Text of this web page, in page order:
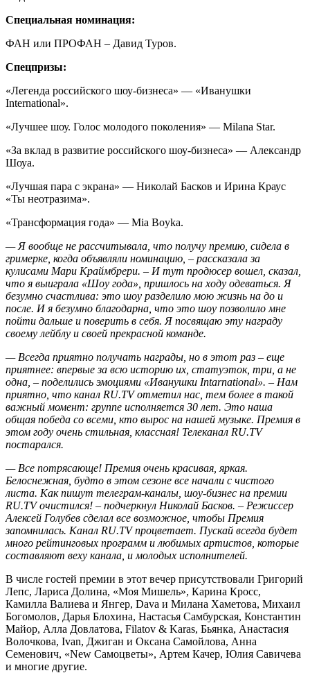
Специальная номинация:
ФАН или ПРОФАН – Давид Туров.
Спецпризы:
«Легенда российского шоу-бизнеса» — «Иванушки
International».
«Лучшее шоу. Голос молодого поколения» — Milana Star.
«За вклад в развитие российского шоу-бизнеса» — Александр
Шоуа.
«Лучшая пара с экрана» — Николай Басков и Ирина Краус
«Ты неотразима».
«Трансформация года» — Mia Boyka.
— Я вообще не рассчитывала, что получу премию, сидела в
гримерке, когда объявляли номинацию, – рассказала за
кулисами Мари Краймбрери. – И тут продюсер вошел, сказал,
что я выиграла «Шоу года», пришлось на ходу одеваться. Я
безумно счастлива: это шоу разделило мою жизнь на до и
после. И я безумно благодарна, что это шоу позволило мне
пойти дальше и поверить в себя. Я посвящаю эту награду
своему лейблу и своей прекрасной команде.
— Всегда приятно получать награды, но в этот раз – еще
приятнее: впервые за всю историю их, статуэток, три, а не
одна, – поделились эмоциями «Иванушки Intarnational». – Нам
приятно, что канал RU.TV отметил нас, тем более в такой
важный момент: группе исполняется 30 лет. Это наша
общая победа со всеми, кто вырос на нашей музыке. Премия в
этом году очень стильная, классная! Телеканал RU.TV
постарался.
— Все потрясающе! Премия очень красивая, яркая.
Белоснежная, будто в этом сезоне все начали с чистого
листа. Как пишут телеграм-каналы, шоу-бизнес на премии
RU.TV очистился! – подчеркнул Николай Басков. – Режиссер
Алексей Голубев сделал все возможное, чтобы Премия
запомнилась. Канал RU.TV процветает. Пускай всегда будет
много рейтинговых программ и любимых артистов, которые
составляют веху канала, и молодых исполнителей.
В числе гостей премии в этот вечер присутствовали Григорий
Лепс, Лариса Долина, «Моя Мишель», Карина Кросс,
Камилла Валиева и Янгер, Dava и Милана Хаметова, Михаил
Богомолов, Дарья Блохина, Настасья Самбурская, Константин
Майор, Алла Довлатова, Filatov & Karas, Бьянка, Анастасия
Волочкова, Ivan, Джиган и Оксана Самойлова, Анна
Семенович, «New Самоцветы», Артем Качер, Юлия Савичева
и многие другие.